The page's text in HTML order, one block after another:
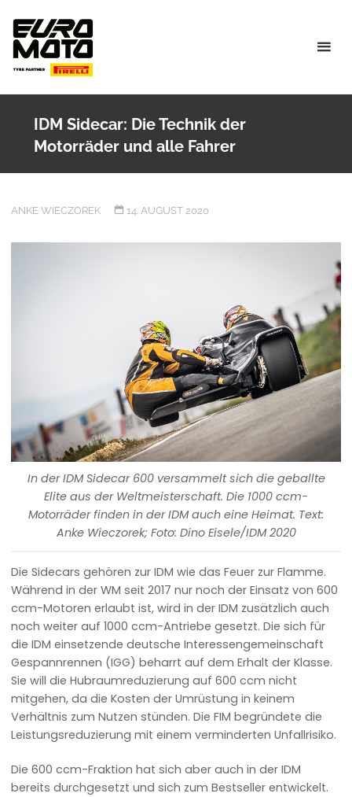
content
IDM Sidecar: Die Technik der
Motorräder und alle Fahrer
ANKE WIECZOREK 14. AUGUST 2020
In der IDM Sidecar 600 versammelt sich die geballte
Elite aus der Weltmeisterschaft. Die 1000 ccm-
Motorräder finden in der IDM auch eine Heimat. Text:
Anke Wieczorek; Foto: Dino Eisele/IDM 2020
Die Sidecars gehören zur IDM wie das Feuer zur Flamme.
Während in der WM seit 2017 nur noch der Einsatz von 600
ccm-Motoren erlaubt ist, wird in der IDM zusätzlich auch
noch weiter auf 1000 ccm-Antriebe gesetzt. Die sich für
die IDM einsetzende deutsche Interessengemeinschaft
Gespannrennen (IGG) beharrt auf dem Erhalt der Klasse.
Sie will die Hubraumreduzierung auf 600 ccm nicht
mitgehen, da die Kosten der Umrüstung in keinem
Verhältnis zum Nutzen stünden. Die FIM begründete die
Leistungsreduzierung mit einem verminderten Unfallrisiko.
Die 600 ccm-Fraktion hat sich aber auch in der IDM
bereits durchgesetzt und sich zum Bestseller entwickelt.